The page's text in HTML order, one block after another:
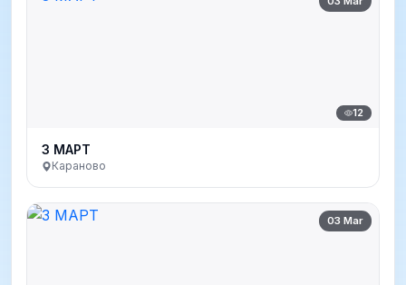
12
3 МАРТ
Караново
03 Mar